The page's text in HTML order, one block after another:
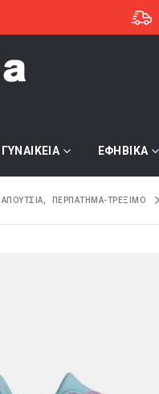
ΓΥΝΑΙΚΕΙΑ ΕΦΗΒΙΚΑ
ΠΕΡΠΑΤΗΜΑ-ΤΡΕΞΙΜΟ